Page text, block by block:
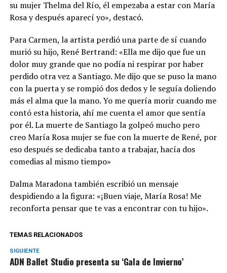
su mujer Thelma del Río, él empezaba a estar con María
Rosa y después aparecí yo», destacó.
Para Carmen, la artista perdió una parte de sí cuando
murió su hijo, René Bertrand: «Ella me dijo que fue un
dolor muy grande que no podía ni respirar por haber
perdido otra vez a Santiago. Me dijo que se puso la mano
con la puerta y se rompió dos dedos y le seguía doliendo
más el alma que la mano. Yo me quería morir cuando me
contó esta historia, ahí me cuenta el amor que sentía
por él. La muerte de Santiago la golpeó mucho pero
creo María Rosa mujer se fue con la muerte de René, por
eso después se dedicaba tanto a trabajar, hacía dos
comedias al mismo tiempo»
Dalma Maradona también escribió un mensaje
despidiendo a la figura: «¡Buen viaje, María Rosa! Me
reconforta pensar que te vas a encontrar con tu hijo».
TEMAS RELACIONADOS
SIGUIENTE
ADN Ballet Studio presenta su ‘Gala de Invierno’